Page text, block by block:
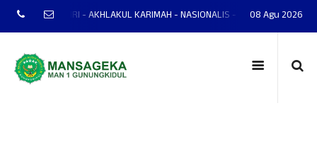
- MANDIRI - AKHLAKUL KARIMAH - NASIONALIS - TERAMPIL - ADAPTIF -
08 Agu 2026